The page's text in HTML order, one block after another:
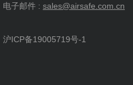
电子邮件 : sales@airsafe.com.cn
沪ICP备19005719号-1